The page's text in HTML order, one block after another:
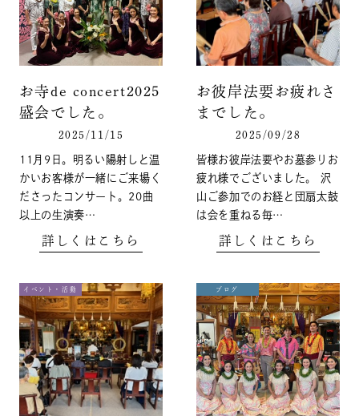
お寺de concert2025
盛会でした。
2025/11/15
11月9日。明るい陽射しと温
かいお客様が一緒にご来場く
ださったコンサート。20曲
以上の生演奏…
詳しくはこちら
お彼岸法要お疲れさ
までした。
2025/09/28
皆様お彼岸法要やお墓参りお
疲れ様でございました。 沢
山ご参加でのお経と団扇太鼓
は会を重ねる毎…
詳しくはこちら
イベント・活動 ブログ